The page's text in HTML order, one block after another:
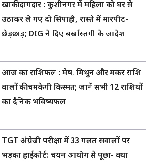
खाकी दागदार : कुशीनगर में महिला को घर से
उठाकर ले गए दो सिपाही, रास्ते में मारपीट-
छेड़छाड़; DIG ने दिए बर्खास्तगी के आदेश
आज का राशिफल : मेष, मिथुन और मकर राशि
वालों की चमकेगी किस्मत; जानें सभी 12 राशियों
का दैनिक भविष्यफल
TGT अंग्रेजी परीक्षा में 33 गलत सवालों पर
भड़का हाईकोर्ट: चयन आयोग से पूछा- क्या